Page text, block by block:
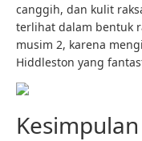
canggih, dan kulit
terlihat dalam bentuk
musim 2, karena
Hiddleston yang
Kesimpulan